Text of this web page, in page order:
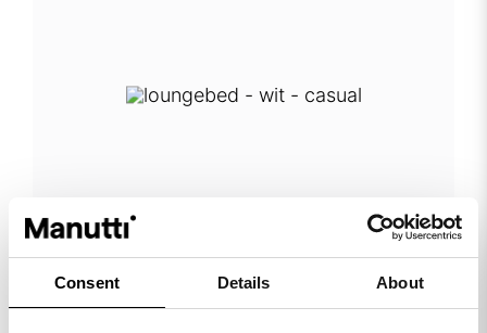
Consent Details About